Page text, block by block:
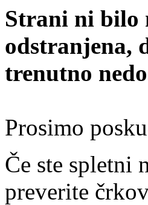
Strani ni bilo
odstranjena,
trenutno
Prosimo
Če ste spletni
preverite